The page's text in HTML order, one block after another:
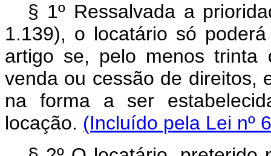
§ 1º Ressalvada a
1.139), o locatário só
artigo se, pelo menos trinta
venda ou cessão de direitos,
na forma a ser
locação. (Incluído pela Lei nº